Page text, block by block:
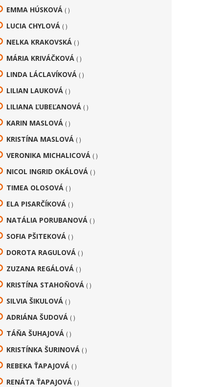
EMMA HÚSKOVÁ ( )
LUCIA CHYLOVÁ ( )
NELKA KRAKOVSKÁ ( )
MÁRIA KRIVÁČKOVÁ ( )
LINDA LÁCLAVÍKOVÁ ( )
LILIAN LAUKOVÁ ( )
LILIANA ĽUBEĽANOVÁ ( )
KARIN MASLOVÁ ( )
KRISTÍNA MASLOVÁ ( )
VERONIKA MICHALICOVÁ ( )
NICOL INGRID OKÁLOVÁ ( )
TIMEA OLOSOVÁ ( )
ELA PISARČÍKOVÁ ( )
NATÁLIA PORUBANOVÁ ( )
SOFIA PŠITEKOVÁ ( )
DOROTA RAGULOVÁ ( )
ZUZANA REGÁLOVÁ ( )
KRISTÍNA STAHOŇOVÁ ( )
SILVIA ŠIKULOVÁ ( )
ADRIÁNA ŠUDOVÁ ( )
TÁŇA ŠUHAJOVÁ ( )
KRISTÍNKA ŠURINOVÁ ( )
REBEKA ŤAPAJOVÁ ( )
RENÁTA ŤAPAJOVÁ ( )